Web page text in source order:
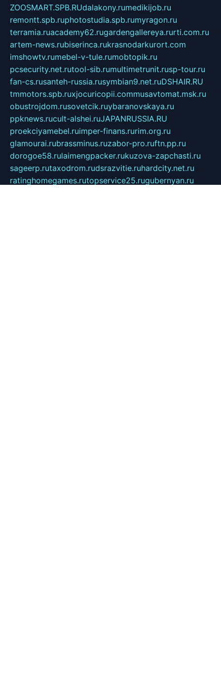
ZOOSMART.SPB.RUdalakony.rumedikijob.ru
remontt.spb.ruphotostudia.spb.rumyragon.ru
terramia.ruacademy62.rugardengallereya.rurti.com.ru
artem-news.rubiserinca.rukrasnodarkurort.com
imshowtv.rumebel-v-tule.rumobtopik.ru
pcsecurity.net.rutool-sib.rumultimetrunit.rusp-tour.ru
fan-cs.rusanteh-russia.rusymbian9.net.ruDSHAIR.RU
tmmotors.spb.ruxjocuricopii.commusavtomat.msk.ru
obustrojdom.rusovetcik.ruybaranovskaya.ru
ppknews.rucult-alshei.ruJAPANRUSSIA.RU
proekciyamebel.ruimper-finans.rurim.org.ru
glamourai.rubrassminus.ruzabor-pro.ruftn.pp.ru
dorogoe58.rulaimengpacker.rukuzova-zapchasti.ru
sageerp.rutaxodrom.rudsrazvitie.ruhardcity.net.ru
ratinghomegames.rutopservice25.rugubernyan.ru